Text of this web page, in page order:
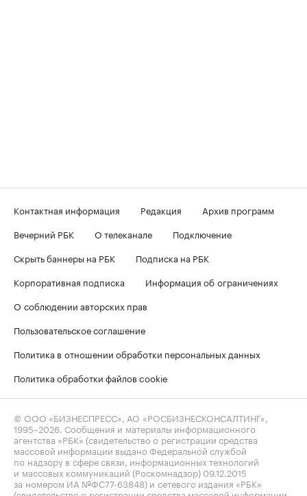
Контактная информация Редакция
Архив программ
Вечерний РБК
О телеканале
Подключение
Скрыть баннеры на РБК
Подписка на РБК
Корпоративная подписка
Информация об ограничениях
О соблюдении авторских прав
Пользовательское соглашение
Политика в отношении обработки персональных данных
Политика обработки файлов cookie
© ООО «БИЗНЕСПРЕСС», АО «РОСБИЗНЕСКОНСАЛТИНГ»,
1995–2026 . Сообщения и материалы информационного
агентства «РБК» (свидетельство о регистрации средства
массовой информации выдано Федеральной службой
по надзору в сфере связи, информационных технологий
и массовых коммуникаций (Роскомнадзор) 09.12.2015
за номером ИА №ФС77-63848) и сетевого издания «РБК»